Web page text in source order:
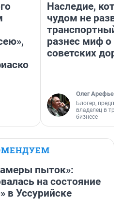
Наследие,
чудом не
транспортный
разнес миф о
советских
Олег Арефьев
Блогер,
владелец в
бизнесе
пыток»:
на состояние
в Уссурийске